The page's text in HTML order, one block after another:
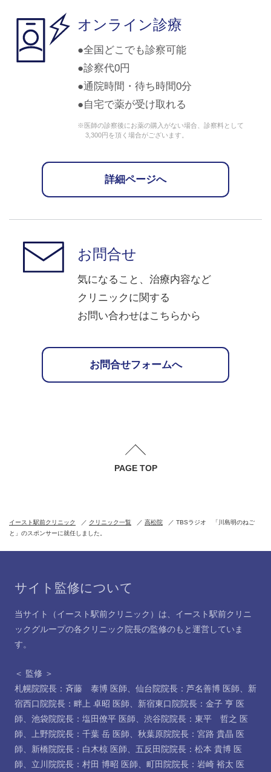
オンライン診療
全国どこでも診察可能
診察代0円
通院時間・待ち時間0分
自宅で薬が受け取れる
※医師の診察後にお薬の購入がない場合、診察料として
3,300円を頂く場合がございます。
詳細ページへ
お問合せ
気になること、治療内容など
クリニックに関する
お問い合わせはこちらから
お問合せフォームへ
PAGE TOP
イースト駅前クリニック クリニック一覧 高松院
TBSラジオ 「川島明のねご
と」のスポンサーに就任しました。
サイト監修について
当サイト（イースト駅前クリニック）は、イースト駅前クリニ
ックグループの各クリニック院長の監修のもと運営していま
す。
＜ 監修 ＞
札幌院院長：斉藤 泰博 医師、 仙台院院長：芦名善博 医師、 新
宿西口院院長：畔上 卓昭 医師、 新宿東口院院長：金子 亨 医
師、 池袋院院長：塩田僚平 医師、 渋谷院院長：東平 哲之 医
師、 上野院院長：千葉 岳 医師、 秋葉原院院長：宮路 貴晶 医
師、 新橋院院長：白木椋 医師、 五反田院院長：松本 貴博 医
師、 立川院院長：村田 博昭 医師、 町田院院長：岩崎 裕太 医